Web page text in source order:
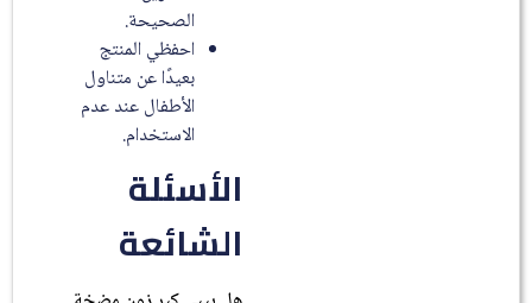
الصحيحة.
احفظي المنتج
بعيدًا عن متناول
الأطفال عند عدم
الاستخدام.
الأسئلة
الشائعة